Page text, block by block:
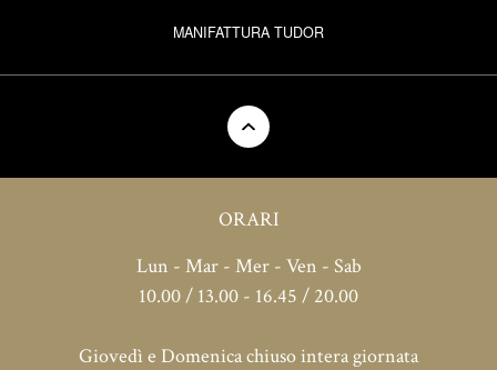
MANIFATTURA TUDOR
ORARI
Lun - Mar - Mer - Ven - Sab
10.00 / 13.00 - 16.45 / 20.00
Giovedì e Domenica chiuso intera giornata